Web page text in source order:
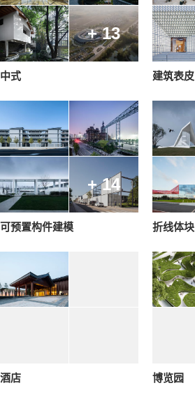
+ 13
中式 建筑表皮
+ 14
可预置构件建模 折线体块
酒店 博览园